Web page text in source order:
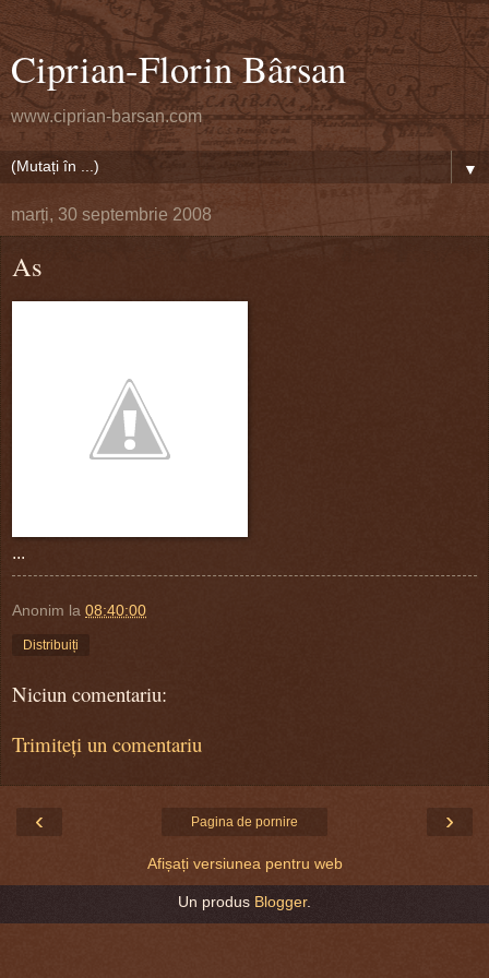
Ciprian-Florin Bârsan
www.ciprian-barsan.com
▼
marți, 30 septembrie 2008
As
...
Anonim la 08:40:00
Distribuiți
Niciun comentariu:
Trimiteți un comentariu
‹ ›
Pagina de pornire
Afișați versiunea pentru web
Un produs Blogger.